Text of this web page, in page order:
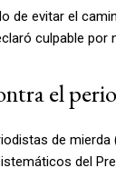
de evitar el
culpable
el
de
del